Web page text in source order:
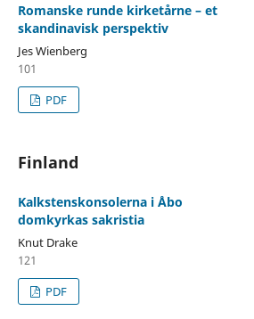
Romanske runde kirketårne – et
skandinavisk perspektiv
Jes Wienberg
101
PDF
Finland
Kalkstenskonsolerna i Åbo
domkyrkas sakristia
Knut Drake
121
PDF